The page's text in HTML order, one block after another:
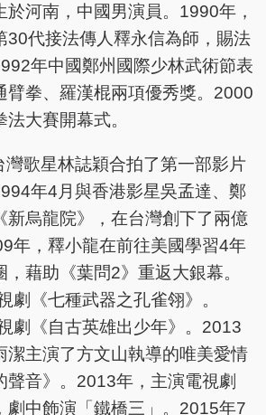
河南，中國男演員。1990年，
30代接法傳人釋永信為師，賜法
年中國鄭州國際少林武術節表
臂拳、羅漢棍兩項優秀獎。2000
大賽開幕式。
歌星林誌穎合拍了第一部影片
年4月與香港影星吳孟達、鄭
新烏龍院》，在台灣創下了兩億
年，釋小龍在前往美國學習4年
藉助《葉問2》重返大銀幕。
劇《七種武器之孔雀翎》。
劇《自古英雄出少年》。2013
潔主演了方文山執導的唯美愛情
聲音》。2013年，主演電視劇
劇中飾演「鐵橋三」。2015年7